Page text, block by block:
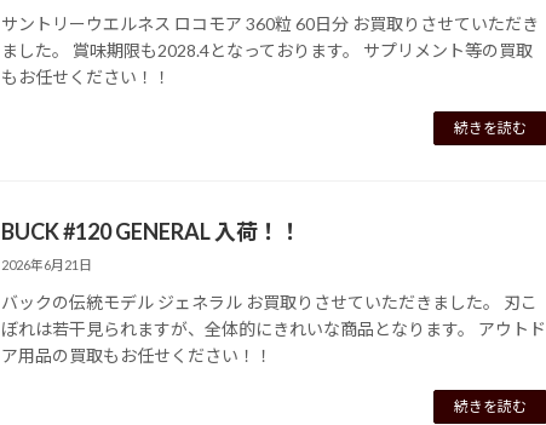
サントリーウエルネス ロコモア 360粒 60日分 お買取りさせていただき
ました。 賞味期限も2028.4となっております。 サプリメント等の買取
もお任せください！！
続きを読む
BUCK #120 GENERAL 入荷！！
2026年6月21日
バックの伝統モデル ジェネラル お買取りさせていただきました。 刃こ
ぼれは若干見られますが、全体的にきれいな商品となります。 アウトド
ア用品の買取もお任せください！！
続きを読む